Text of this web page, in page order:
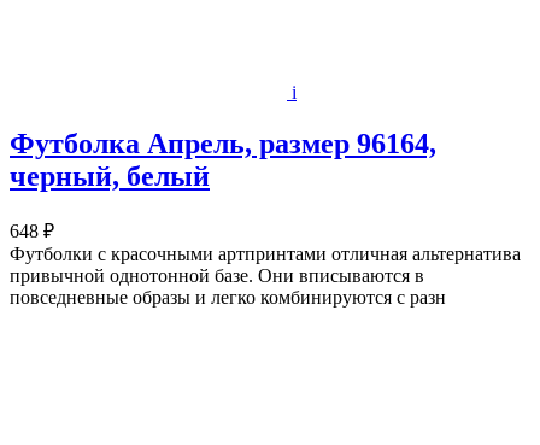
i
Футболка Апрель, размер 96164,
черный, белый
648 ₽
Футболки с красочными артпринтами отличная альтернатива
привычной однотонной базе. Они вписываются в
повседневные образы и легко комбинируются с разн